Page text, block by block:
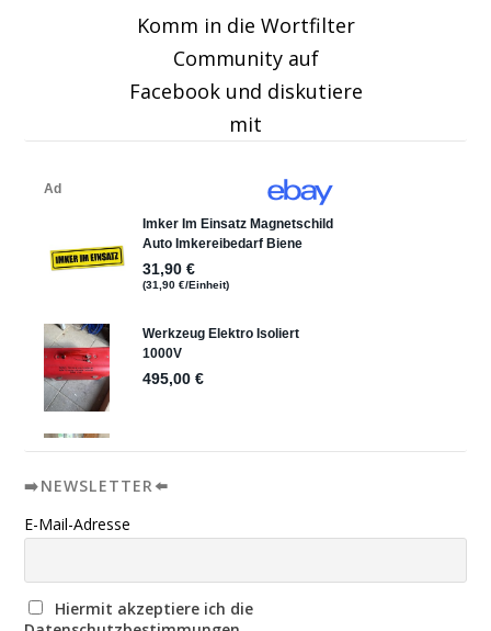
Komm in die Wortfilter
Community auf
Facebook und diskutiere
mit
➡️NEWSLETTER⬅️
E-Mail-Adresse
Hiermit akzeptiere ich die